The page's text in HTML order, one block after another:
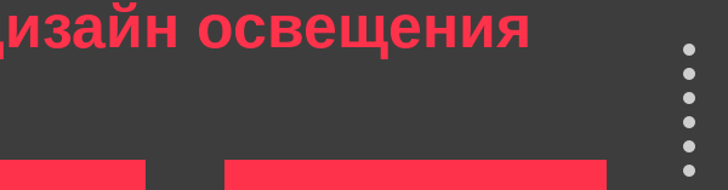
освещения